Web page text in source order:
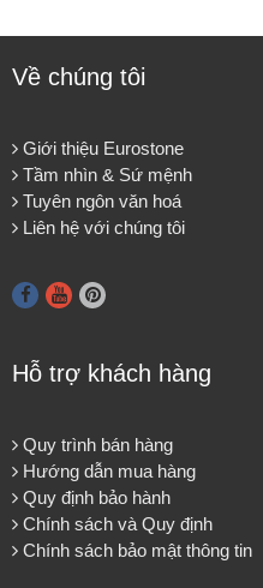
Về chúng tôi
Giới thiệu Eurostone
Tầm nhìn & Sứ mệnh
Tuyên ngôn văn hoá
Liên hệ với chúng tôi
Hỗ trợ khách hàng
Quy trình bán hàng
Hướng dẫn mua hàng
Quy định bảo hành
Chính sách và Quy định
Chính sách bảo mật thông tin